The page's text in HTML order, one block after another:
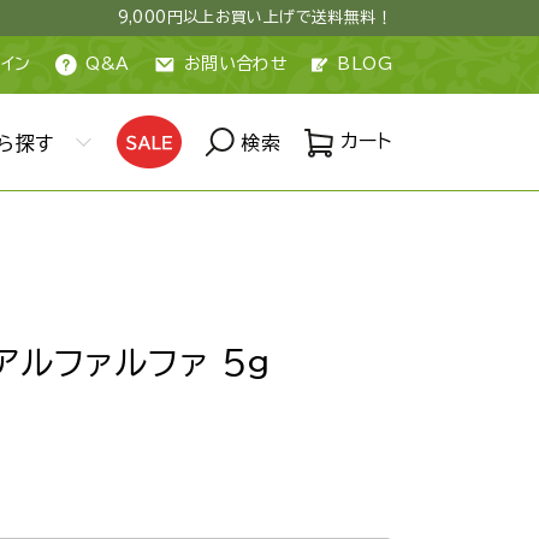
9,000円以上お買い上げで送料無料！
ン Q&A お問い合わせ BLOG
探す 検索 カート
ルファルファ 5g